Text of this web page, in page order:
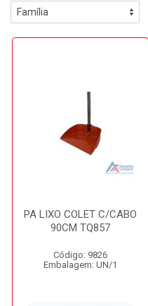
PA LIXO COLET C/CABO
90CM TQ857
Código: 9826
Embalagem: UN/1